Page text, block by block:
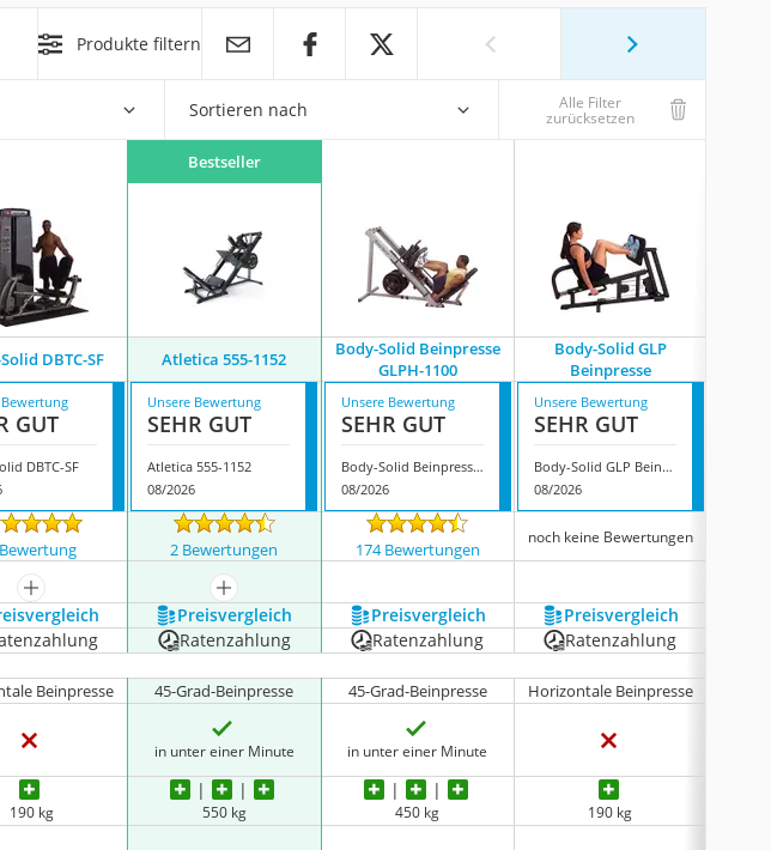
Produkte filtern
Sortieren nach Alle Filter
zurücksetzen
Bestseller
DBTC-SF Atletica ‎555-1152
Body-Solid Beinpresse
GLPH-1100
Body-Solid GLP
Beinpresse
GUT
DBTC-SF
Unsere Bewertung
SEHR GUT
Atletica ‎555-1152
08/2026
Unsere Bewertung
SEHR GUT
Body-Solid Beinpresse GLPH-1100
08/2026
Unsere Bewertung
SEHR GUT
Body-Solid GLP Beinpresse
08/2026
2 Bewertungen 174 Bewertungen
noch keine Bewertungen
mehr anzeigen
mehr anzeigen
Preis­vergleich Preis­vergleich Preis­vergleich
Ratenzahlung Ratenzahlung Ratenzahlung
Beinpresse 45-Grad-Beinpresse 45-Grad-Beinpresse Horizontale Beinpresse
in unter einer Minute in unter einer Minute
190 kg 550 kg 450 kg 190 kg